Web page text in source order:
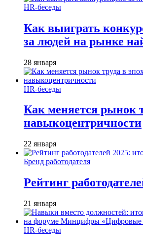
HR-беседы
Как выиграть
за людей на рынке
28 января
HR-беседы
Как меняется рынок
навыкоцентричности
22 января
Бренд работодателя
Рейтинг
21 января
HR-беседы